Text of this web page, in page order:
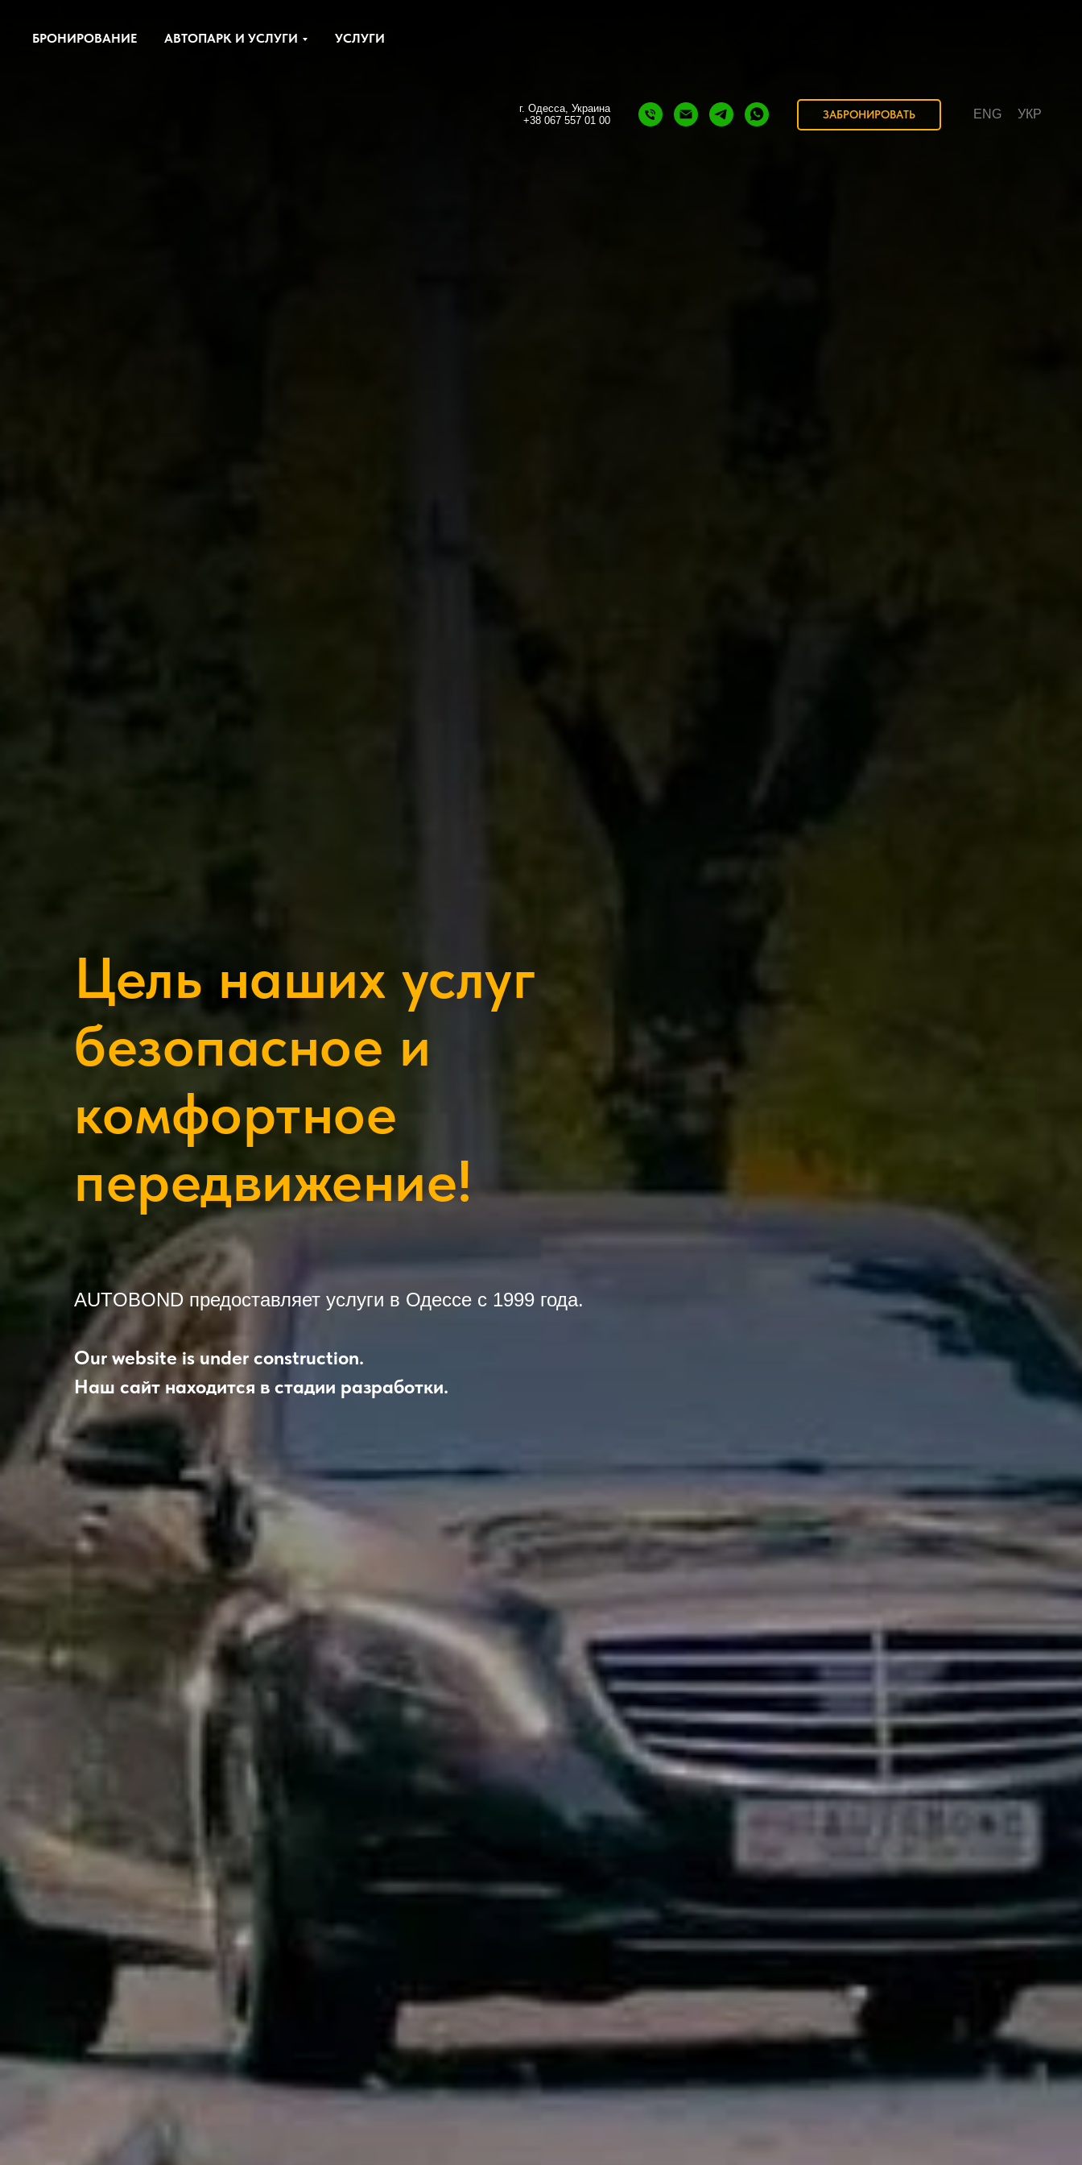
БРОНИРОВАНИЕ АВТОПАРК И УСЛУГИ УСЛУГИ
г. Одесса, Украина
+38 067 557 01 00
ЗАБРОНИРОВАТЬ ENG УКР
Цель наших услуг
безопасное и
комфортное
передвижение!
AUTOBOND предоставляет услуги в Одессе c 1999 года.
Our website is under construction.
Наш сайт находится в стадии разработки.